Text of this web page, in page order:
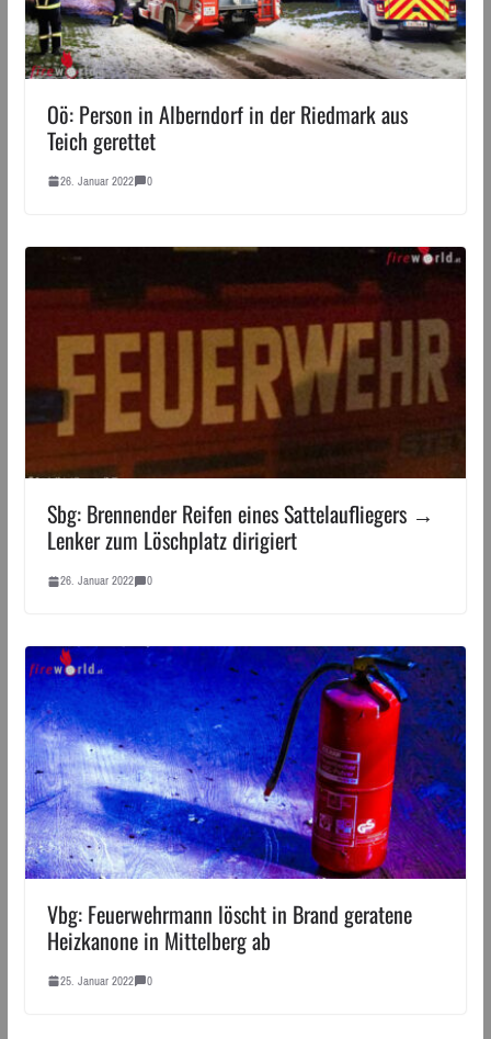
Oö: Person in Alberndorf in der Riedmark aus
Teich gerettet
26. Januar 2022 0
Sbg: Brennender Reifen eines Sattelaufliegers →
Lenker zum Löschplatz dirigiert
26. Januar 2022 0
Vbg: Feuerwehrmann löscht in Brand geratene
Heizkanone in Mittelberg ab
25. Januar 2022 0